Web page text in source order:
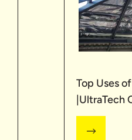
Top Uses
|UltraTech